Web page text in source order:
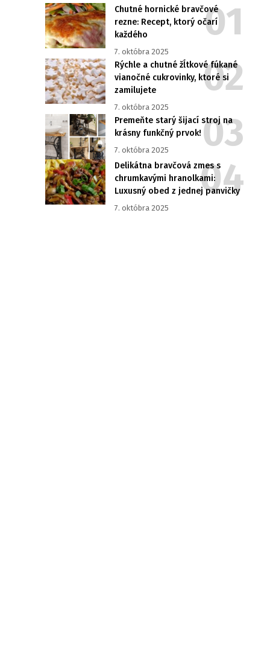
Chutné hornické bravčové
rezne: Recept, ktorý očarí
každého
7. októbra 2025
Rýchle a chutné žĺtkové fúkané
vianočné cukrovinky, ktoré si
zamilujete
7. októbra 2025
Premeňte starý šijací stroj na
krásny funkčný prvok!
7. októbra 2025
Delikátna bravčová zmes s
chrumkavými hranolkami:
Luxusný obed z jednej panvičky
7. októbra 2025